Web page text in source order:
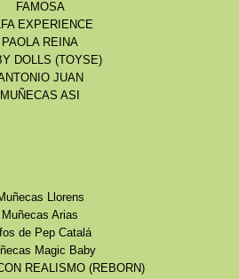
FAMOSA
EXPERIENCE
PAOLA REINA
DOLLS (TOYSE)
JUAN
MUÑECAS ASI
Llorens
Muñecas Arias
de Pep Catalá
Magic Baby
REALISMO (REBORN)